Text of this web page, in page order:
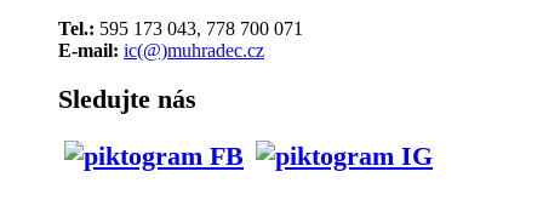
Tel.: 595 173 043, 778 700 071
E-mail: ic(@)muhradec.cz
Sledujte nás